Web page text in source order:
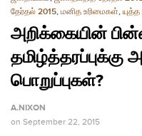
தேர்தல் 2015, மனித உரிமைகள்,
அறிக்கையின்
தமிழ்த்தரப்புக்கு
பொறுப்புகள்?
A.NIXON
on September 22, 2015